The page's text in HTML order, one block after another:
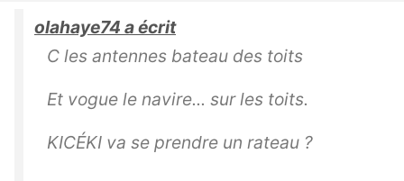
olahaye74 a écrit
C les antennes bateau des toits
Et vogue le navire... sur les toits.
KICÉKI va se prendre un rateau ?